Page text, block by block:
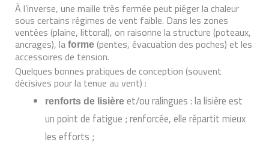
À l’inverse, une maille très fermée peut piéger la chaleur
sous certains régimes de vent faible. Dans les zones
ventées (plaine, littoral), on raisonne la structure (poteaux,
ancrages), laforme (pentes, évacuation des poches) et les
accessoires de tension.
Quelques bonnes pratiques de conception (souvent
décisives pour la tenue au vent) :
renforts de lisièreet/ou ralingues : la lisière est
un point de fatigue ; renforcée, elle répartit mieux
les efforts ;